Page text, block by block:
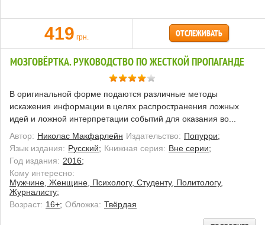
419 грн. ОТСЛЕЖИВАТЬ
МОЗГОВЁРТКА. РУКОВОДСТВО ПО ЖЕСТКОЙ ПРОПАГАНДЕ
В оригинальной форме подаются различные методы
искажения информации в целях распространения ложных
идей и ложной интерпретации событий для оказания во...
Автор: Николас Макфарлейн Издательство: Попурри;
Язык издания: Русский; Книжная серия: Вне серии;
Год издания: 2016;
Кому интересно:
Мужчине, Женщине, Психологу, Студенту, Политологу,
Журналисту;
Возраст: 16+; Обложка: Твёрдая